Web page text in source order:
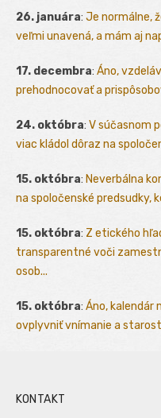
26. januára: Je normálne,
veľmi unavená, a mám aj
17. decembra: Áno,
prehodnocovať a
24. októbra: V súčasnom
viac kládol dôraz na
15. októbra: Neverbálna
na spoločenské predsudky,
15. októbra: Z etického
transparentné voči
osob...
15. októbra: Áno, kalendár
ovplyvniť vnímanie a
KONTAKT